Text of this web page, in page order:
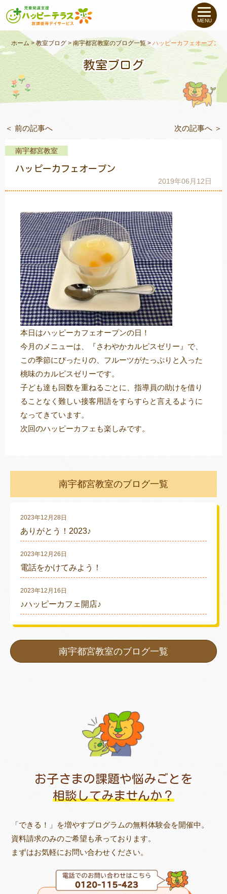
私たちについて
未就学のお子さま（０〜６才）
小学生〜高校生のお子さま
支援事例
教室一覧
トレキング DIDIM
MENU
ホーム >教室ブログ>南宇都宮教室のブログ一覧>ハッピーカフェオープン
教室ブログ
＜ 前の記事へ 次の記事へ ＞
南宇都宮教室
ハッピーカフェオープン
2019年06月12日
本日はハッピーカフェオープンの日！
今月のメニューは、『さわやかカルピスゼリー』で、
この季節にぴったりの、フルーツがたっぷりと入った
桃味のカルピスゼリーです。
子ども達も回数を重ねるごとに、指導員の助けを借り
ることなく難しい接客用語をすらすらと言えるように
なってきています。
次回のハッピーカフェも楽しみです。
南宇都宮教室のブログ一覧
2023年12月28日
ありがとう！2023♪
2023年12月26日
電話をかけてみよう！
2023年12月16日
♪ハッピーカフェ開店♪
南宇都宮教室のブログ一覧
お子さまの課題や悩みごとを
相談してみませんか？
「できる！」を増やすプログラムの無料体験会を開催中。
資料請求のみのご希望も承っております。
まずはお気軽にお問い合わせください。